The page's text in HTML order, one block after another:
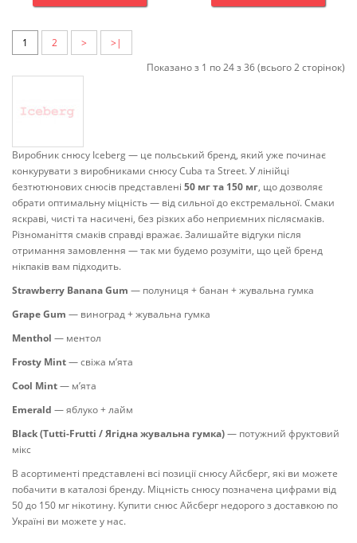
1 2 >
>|
Показано з 1 по 24 з 36 (всього 2 сторінок)
Виробник снюсу Iceberg — це польський бренд, який уже починає
конкурувати з виробниками снюсу Cuba та Street. У лінійці
безтютюнових снюсів представлені 50 мг та 150 мг, що дозволяє
обрати оптимальну міцність — від сильної до екстремальної. Смаки
яскраві, чисті та насичені, без різких або неприємних післясмаків.
Різноманіття смаків справді вражає. Залишайте відгуки після
отримання замовлення — так ми будемо розуміти, що цей бренд
нікпаків вам підходить.
Strawberry Banana Gum — полуниця + банан + жувальна гумка
Grape Gum — виноград + жувальна гумка
Menthol — ментол
Frosty Mint— свіжа м’ята
Cool Mint— м’ята
Emerald — яблуко + лайм
Black (Tutti-Frutti / Ягідна жувальна гумка)— потужний фруктовий
мікс
В асортименті представлені всі позиції снюсу Айсберг, які ви можете
побачити в каталозі бренду. Міцність снюсу позначена цифрами від
50 до 150 мг нікотину. Купити снюс Айсберг недорого з доставкою по
Україні ви можете у нас.